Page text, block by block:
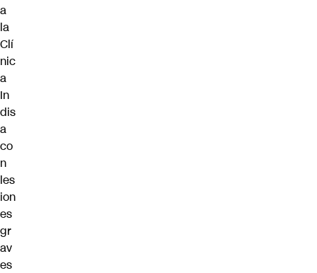
a
la
Clí
nic
a
In
dis
a
co
n
les
ion
es
gr
av
es